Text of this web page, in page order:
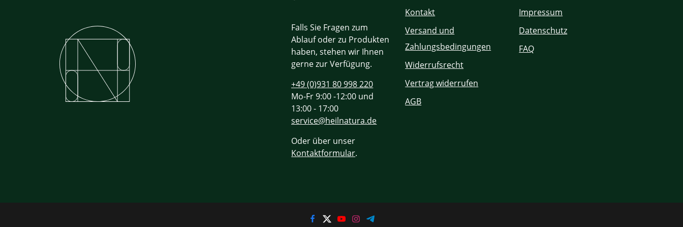
Falls Sie Fragen zum
Ablauf oder zu Produkten
haben, stehen wir Ihnen
gerne zur Verfügung.
+49 (0)931 80 998 220
Mo-Fr 9:00 -12:00 und
13:00 - 17:00
service@heilnatura.de
Oder über unser
Kontaktformular.
Kontakt
Versand und
Zahlungsbedingungen
Widerrufsrecht
Vertrag widerrufen
AGB
Impressum
Datenschutz
FAQ